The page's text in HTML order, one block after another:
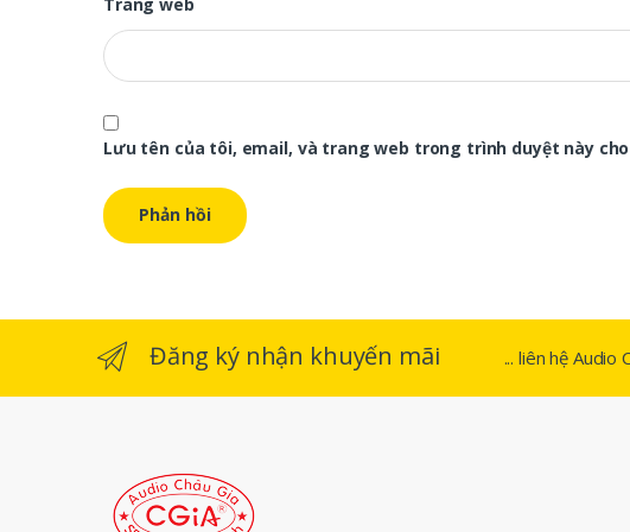
Lưu tên của tôi, email, và trang web trong trình duyệt này
Đăng ký nhận khuyến mãi ... liên hệ Audio